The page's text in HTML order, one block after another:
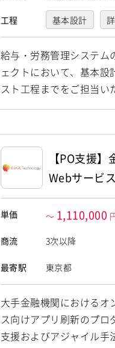
ワーク併用
工程
基本設計
テスト
給与・労務管理システム
ェクトにおいて、基本設
スト工程までをご担当い
va/Springを用いたサー
ド技術を用いた新規画面
て推進していただきます
ーバー双方の領域で能動
方を求めています。 ・給
ステムにおける基本設計
設計および実装・...
【PO支援
Webサービ
における推
単価 ～ 1,110,000
商流 3次以降
最寄駅 東京都
大手金融機関におけるオ
ス向けアプリ刷新のプロ
支援およびアジャイル手